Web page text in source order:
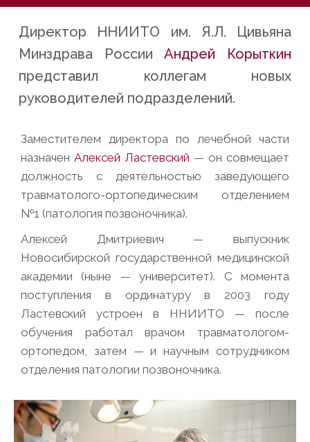
Директор ННИИТО им. Я.Л. Цивьяна
Минздрава РоссииАндрей Корыткин
представил коллегам новых
руководителей подразделений.
Заместителем директора по лечебной части
назначен Алексей Ластевский — он совмещает
должность с деятельностью заведующего
травматолого-ортопедическим отделением
№1 (патология позвоночника).
Алексей Дмитриевич — выпускник
Новосибирской государственной медицинской
академии (ныне — университет). С момента
поступления в ординатуру в 2003 году
Ластевский устроен в ННИИТО — после
обучения работал врачом травматологом-
ортопедом, затем — и научным сотрудником
отделения патологии позвоночника.